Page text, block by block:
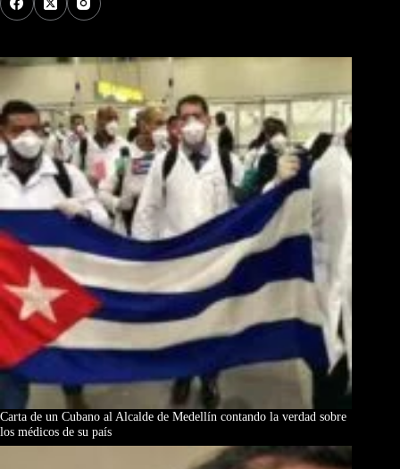
Carta de un Cubano al Alcalde de Medellín contando la verdad sobre
los médicos de su país